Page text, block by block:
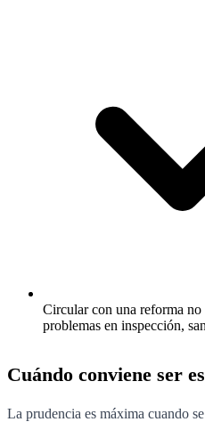
Circular con una reforma no
problemas en inspección,
Cuándo conviene ser
La prudencia es máxima cuando